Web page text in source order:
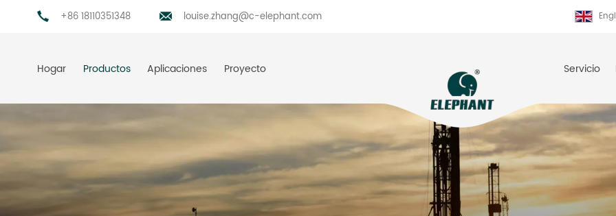
+86 18110351348 louise.zhang@c-elephant.com
Hogar Productos Aplicaciones Proyecto Servicio